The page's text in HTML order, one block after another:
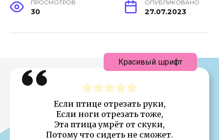
ПРОСМОТРОВ
30
ОПУБЛИКОВАНО
27.07.2023
Если птице отрезать руки,
Если ноги отрезать тоже,
Эта птица умрёт от скуки,
Потому что сидеть не сможет.
Красивый шрифт